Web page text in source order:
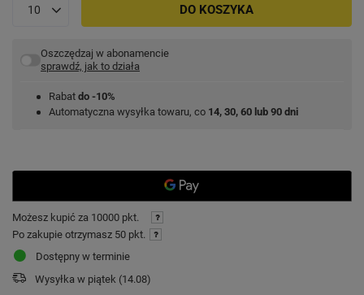
DO KOSZYKA
Oszczędzaj w abonamencie
sprawdź, jak to działa
Rabat do -10%
Automatyczna wysyłka towaru, co 14, 30, 60 lub 90 dni
Możesz kupić za 10000 pkt.
Po zakupie otrzymasz 50 pkt.
Dostępny w terminie
Wysyłka w piątek (14.08)